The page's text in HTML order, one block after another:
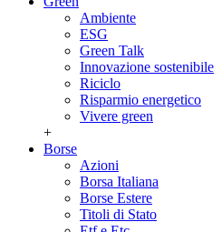
Ambiente
ESG
Green Talk
Innovazione sostenibile
Riciclo
Risparmio energetico
Vivere green
+
Borse
Azioni
Borsa Italiana
Borse Estere
Titoli di Stato